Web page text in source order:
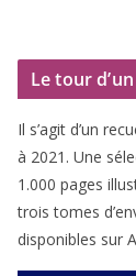
Le tour
Il s’agit d’un
à 2021 . Une
1 .000 pages
trois tomes
dis­po­nibles sur